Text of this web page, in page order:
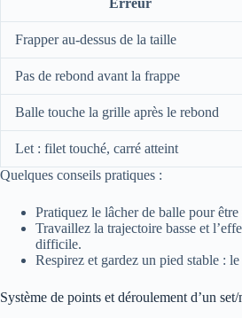
Erreur
Frapper au‑dessus de la taille
Pas de rebond avant la frappe
Balle touche la grille après le rebond
Let : filet touché, carré atteint
Quelques conseils pratiques :
Pratiquez le lâcher de balle pour être
Travaillez la trajectoire basse et
difficile.
Respirez et gardez un pied stable :
Système de points et déroulement d’un set/